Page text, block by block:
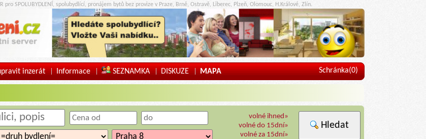
pro SPOLUBYDLENÍ, spolubydlící, pronájem bytů bez provize v Praze, Brně, Ostravě, Liberec, Plzeň, Olomouc, H.Králové, Zlín.
inzerát | Informace | SEZNAMKA | DISKUZE | MAPA Schránka(0)
volné ihned»
volné do 15dní»
volné za 15dní»
Hledat